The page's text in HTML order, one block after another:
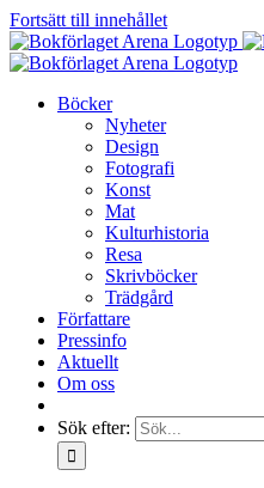
Fortsätt till innehållet
Böcker
Nyheter
Design
Fotografi
Konst
Mat
Kulturhistoria
Resa
Skrivböcker
Trädgård
Författare
Pressinfo
Aktuellt
Om oss
Sök efter: